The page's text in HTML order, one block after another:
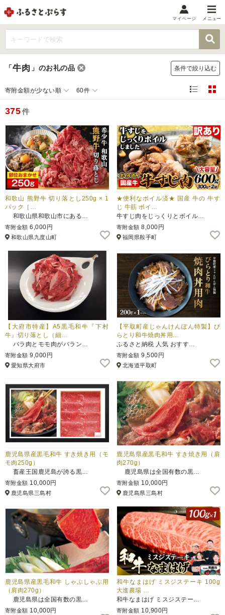
メニュー
マイメニュー
マイページ
メニュー
お礼の品から探す
お礼の品をカテゴリや金額で絞り込み
自治体から探す
ランキング
特集・おすすめ
ふるさと納税とは
控除額シミュレータ Q&A
マイページ
「牛肉 」 のお礼の品 条件で絞り込む
寄附金額が少ない順 60件
375件
和歌山 熊野牛 切り落とし250g × 1
パック［…
和歌山県和歌山市にある…
寄附金額 6,000円
和歌山県九度山町
★便利なボイル済★ 国産 牛の 牛す
じ 牛筋 ボイ…
牛すじ肉をじっくりとボイル…
寄附金額 8,000円
福岡県鞍手町
【大府市特産】A5黒毛和牛『下村
牛』切り落とし（細…
バラ肉とモモ肉がバラン…
寄附金額 9,000円
愛知県大府市
【平取町産じゃんけんぽん特製】び
らとり和牛焼肉丼用…
ふるさと納税 人気 おすす…
寄附金額 9,500円
北海道平取町
鹿児島県産黒毛和牛 すき焼き用（モ
モ肉250g）
畜産王国鹿児島が誇る黒…
寄附金額 10,000円
鹿児島県三島村
鹿児島県産黒毛和牛 すき焼き用（肩
肉270g）
鹿児島県は全国有数の黒…
寄附金額 10,000円
鹿児島県三島村
鹿児島県産黒毛和牛 しゃぶしゃぶ用
（肩肉270g）
鹿児島県は全国有数の黒…
寄附金額 10,000円
和牛なまはげ ミスジステーキ 100g
大進農場 …
和牛なまはげ ミスジステー…
寄附金額 10,900円